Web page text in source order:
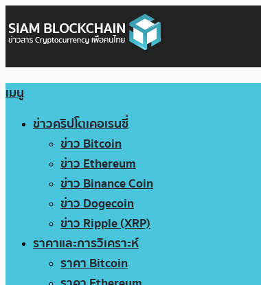
เมนู
ข่าวคริปโตเคอเรนซี่
ข่าว Bitcoin
ข่าว Ethereum
ข่าว Binance Coin
ข่าว Dogecoin
ข่าว Ripple (XRP)
ราคาและการวิเคราะห์
ราคา Bitcoin